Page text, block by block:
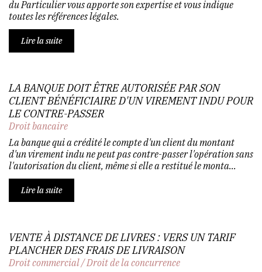
du Particulier vous apporte son expertise et vous indique
toutes les références légales.
Lire la suite
LA BANQUE DOIT ÊTRE AUTORISÉE PAR SON
CLIENT BÉNÉFICIAIRE D'UN VIREMENT INDU POUR
LE CONTRE-PASSER
Droit bancaire
La banque qui a crédité le compte d'un client du montant
d'un virement indu ne peut pas contre-passer l'opération sans
l'autorisation du client, même si elle a restitué le monta...
Lire la suite
VENTE À DISTANCE DE LIVRES : VERS UN TARIF
PLANCHER DES FRAIS DE LIVRAISON
Droit commercial/Droit de la concurrence